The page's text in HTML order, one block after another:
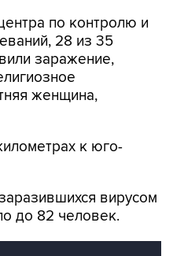
по контролю и
28 из 35
заражение,
женщина,
к юго-
вирусом
до 82 человек.